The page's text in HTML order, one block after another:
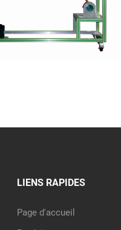
LIENS RAPIDES
Page d'accueil